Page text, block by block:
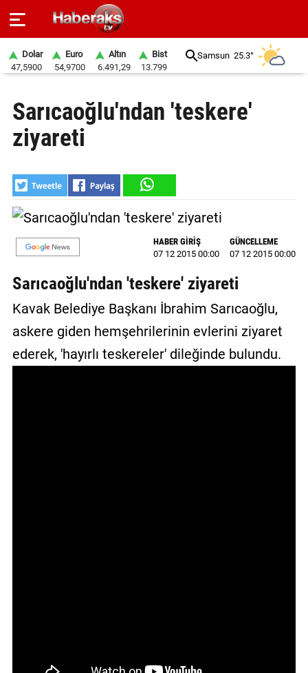
SPOR
YAŞAM
EKONOMİ
BELEDİYELER
SAĞLIK
GALERİ
VİDEO
Dolar
47,5900
Euro
54,9700
Altın
6.491,29
Bist
13.799
Samsun 25.3°
Sarıcaoğlu'ndan 'teskere'
ziyareti
HABER GİRİŞ
07 12 2015 00:00
GÜNCELLEME
07 12 2015 00:00
Sarıcaoğlu'ndan 'teskere' ziyareti
Kavak Belediye Başkanı İbrahim Sarıcaoğlu,
askere giden hemşehrilerinin evlerini ziyaret
ederek, 'hayırlı teskereler' dileğinde bulundu.